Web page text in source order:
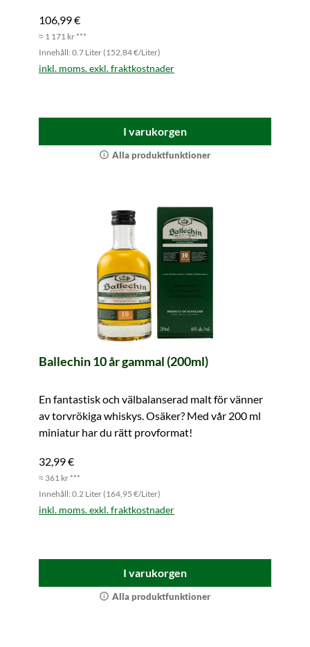
106,99 €
≈ 1 171 kr ***
Innehåll: 0.7 Liter (152,84 €/Liter)
inkl. moms. exkl. fraktkostnader
I varukorgen
Alla produktfunktioner
Ballechin 10 år gammal (200ml)
En fantastisk och välbalanserad malt för vänner
av torvrökiga whiskys. Osäker? Med vår 200 ml
miniatur har du rätt provformat!
32,99 €
≈ 361 kr ***
Innehåll: 0.2 Liter (164,95 €/Liter)
inkl. moms. exkl. fraktkostnader
I varukorgen
Alla produktfunktioner